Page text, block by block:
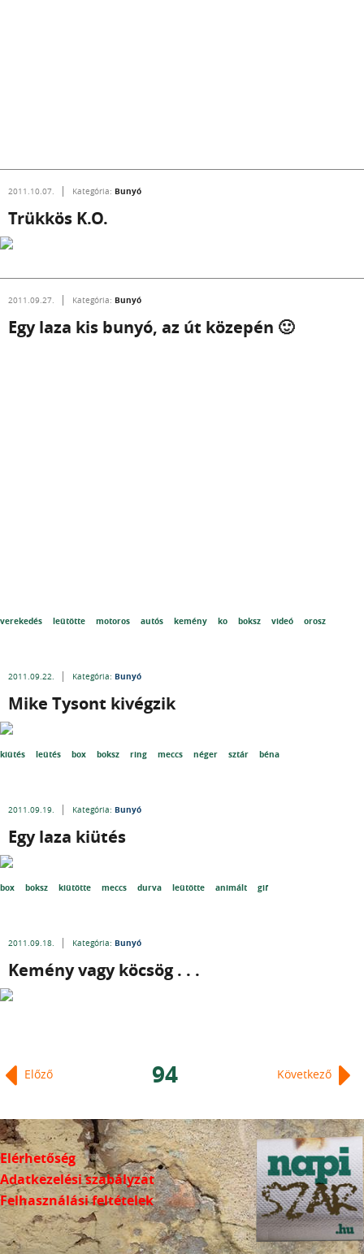
2011.10.07. Kategória: Bunyó
Trükkös K.O.
2011.09.27. Kategória: Bunyó
Egy laza kis bunyó, az út közepén 🙂
verekedés leütötte motoros autós kemény ko boksz videó orosz
2011.09.22. Kategória: Bunyó
Mike Tysont kivégzik
kiütés leütés box boksz ring meccs néger sztár béna
2011.09.19. Kategória: Bunyó
Egy laza kiütés
box boksz kiütötte meccs durva leütötte animált gif
2011.09.18. Kategória: Bunyó
Kemény vagy köcsög . . .
Előző Következő
94
Elérhetőség
Adatkezelési szabályzat
Felhasználási feltételek